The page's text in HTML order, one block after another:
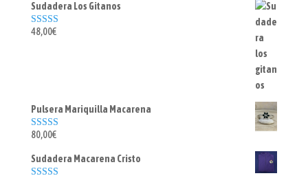
Sudadera Los Gitanos
Valorado con
48,00€
Pulsera Mariquilla Macarena
Valorado con
80,00€
Sudadera Macarena Cristo